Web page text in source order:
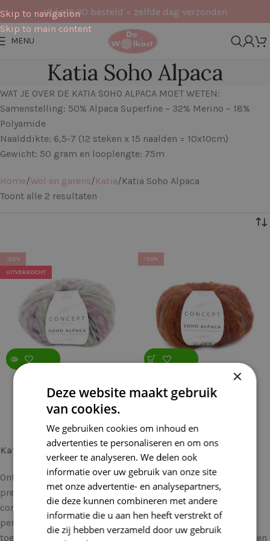
Skip to navigation
Skip to main content
Vóór 16:30 besteld = zelfde dag verzonden
MENU
Katia Soho Alpaca
WAT JE OVER DE KATIA SOHO ALPACA MOET WETEN:
Samenstelling: 50% Alpaca Superfine – 32% Merino – 18%
Polyamide
Naalddikte: 6,5-7 (12 steken x 15 naalden = 10x10cm)
Gewicht: 50 gram en looplengte: 75m
Home Wol en garens Katia Katia Soho Alpaca
Toont alle 2 resultaten
-20%
UITVERKOCHT
(op=op)
-20%
Katia Soho Alpaca 304
(op=op)
Katia Soho Alpaca: Luxe en Comfort in Elk Stuk
Ontdek de verfijnde luxe van Katia Soho Alpaca, een
premium garen dat een onweerstaanbare zachtheid
combineert met een prachtig harige textuur. Dit garen is
perfect voor diegenen die een vleugje elegantie willen
toevoegen aan hun handwerkprojecten, of je nu breien, haken
×
Deze website maakt gebruik
van cookies.
We gebruiken cookies om inhoud en
advertenties te personaliseren en om ons
verkeer te analyseren. We delen ook
informatie over uw gebruik van onze site
met onze advertentie- en analysepartners,
die deze kunnen combineren met andere
informatie die u aan hen heeft verstrekt of
die zij hebben verzameld door uw gebruik